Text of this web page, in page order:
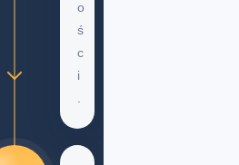
o
ś
c
i